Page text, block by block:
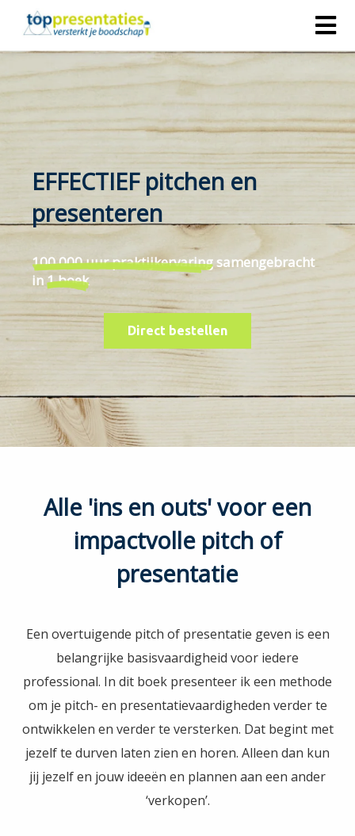
EFFECTIEF pitchen en
presenteren
100.000 uur praktijkervaring samengebracht
in1 boek
Direct bestellen
Alle 'ins en outs' voor een
impactvolle pitch of
presentatie
Een overtuigende pitch of presentatie geven is een
belangrijke basisvaardigheid voor iedere
professional. In dit boek presenteer ik een methode
om je pitch- en presentatievaardigheden verder te
ontwikkelen en verder te versterken. Dat begint met
jezelf te durven laten zien en horen. Alleen dan kun
jij jezelf en jouw ideeën en plannen aan een ander
‘verkopen’.